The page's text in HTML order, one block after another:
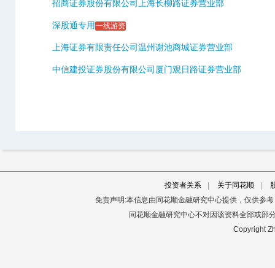
招商证券股份有限公司上海长柳路证券营业部
深股通专用 一线游资
上海证券有限责任公司温州谢池商城证券营业部
中信建投证券股份有限公司厦门观日路证券营业部
投资者关系 关于同花顺
免责声明:本信息由同花顺金融研究中心提供，仅供参
同花顺金融研究中心不对因该资料全部或部
Copyright